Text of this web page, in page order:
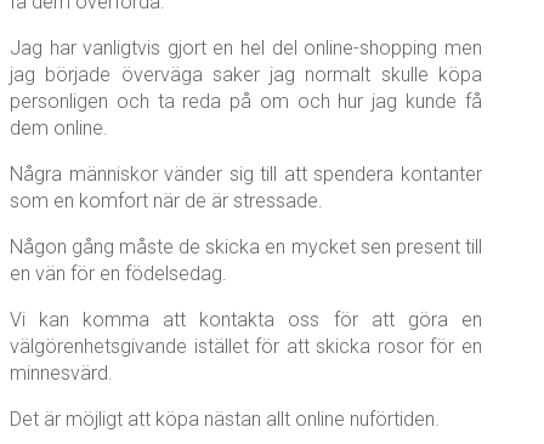
Jag har vanligtvis gjort en hel del online-shopping men
jag började överväga saker jag normalt skulle köpa
personligen och ta reda på om och hur jag kunde få
dem online.
Några människor vänder sig till att spendera kontanter
som en komfort när de är stressade.
Någon gång måste de skicka en mycket sen present till
en vän för en födelsedag.
Vi kan komma att kontakta oss för att göra en
välgörenhetsgivande istället för att skicka rosor för en
minnesvärd.
Det är möjligt att köpa nästan allt online nuförtiden.